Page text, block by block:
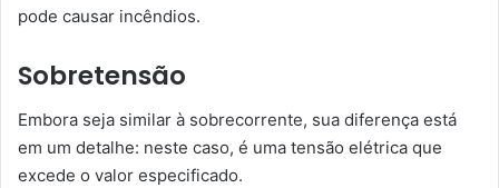
pode causar incêndios.
Sobretensão
Embora seja similar à sobrecorrente, sua diferença está
em um detalhe: neste caso, é uma tensão elétrica que
excede o valor especificado.